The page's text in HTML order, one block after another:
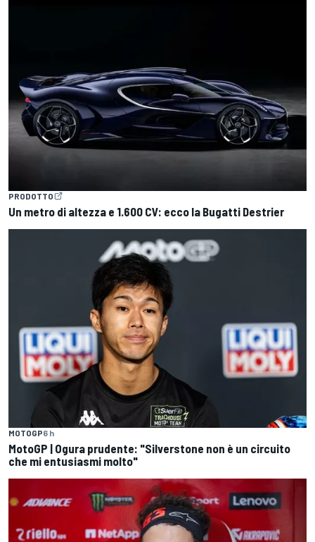
PRODOTTO
Un metro di altezza e 1.600 CV: ecco la Bugatti Destrier
MOTOGP6 h
MotoGP | Ogura prudente: "Silverstone non è un circuito
che mi entusiasmi molto"